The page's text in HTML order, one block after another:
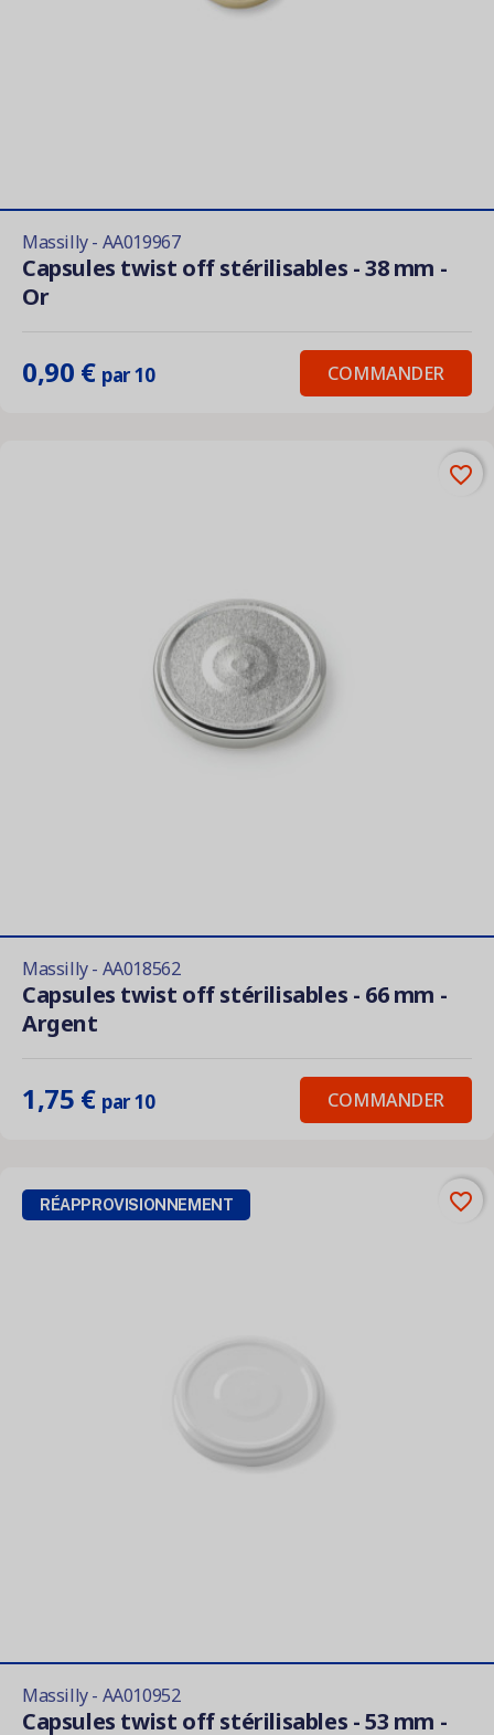
Massilly - AA019967
Capsules twist off stérilisables - 38 mm -
Or
0,90 € par 10 COMMANDER
Massilly - AA018562
Capsules twist off stérilisables - 66 mm -
Argent
1,75 € par 10 COMMANDER
favorite_border
Massilly - AA010952
Capsules twist off stérilisables - 53 mm -
RÉAPPROVISIONNEMENT favorite_border